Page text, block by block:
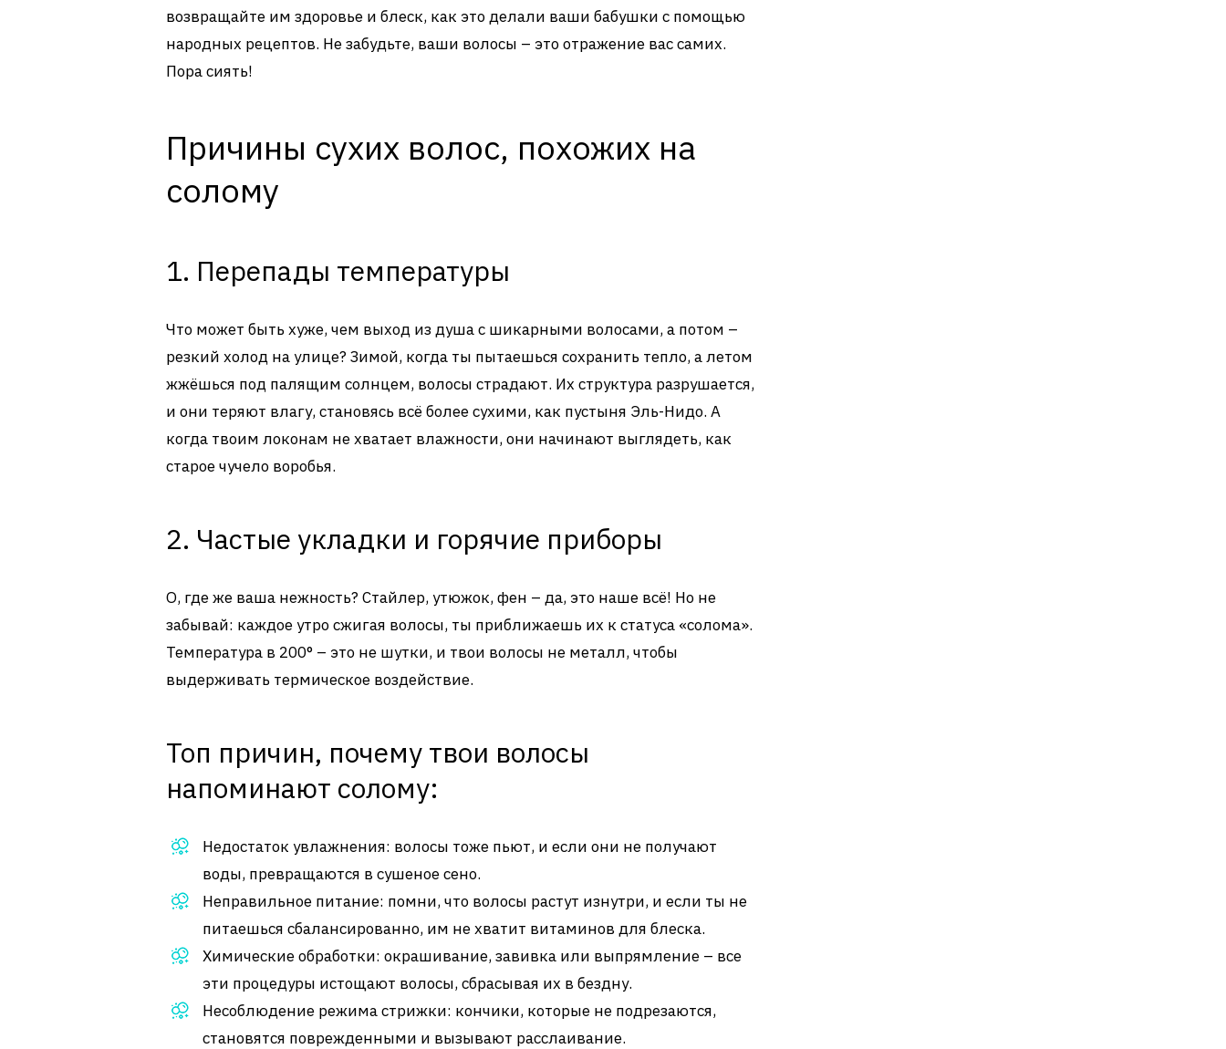
возвращайте им здоровье и блеск, как это делали ваши бабушки с помощью
народных рецептов. Не забудьте, ваши волосы – это отражение вас самих.
Пора сиять!
Причины сухих волос, похожих на
солому
1. Перепады температуры
Что может быть хуже, чем выход из душа с шикарными волосами, а потом –
резкий холод на улице? Зимой, когда ты пытаешься сохранить тепло, а летом
жжёшься под палящим солнцем, волосы страдают. Их структура разрушается,
и они теряют влагу, становясь всё более сухими, как пустыня Эль-Нидо. А
когда твоим локонам не хватает влажности, они начинают выглядеть, как
старое чучело воробья.
2. Частые укладки и горячие приборы
О, где же ваша нежность? Стайлер, утюжок, фен – да, это наше всё! Но не
забывай: каждое утро сжигая волосы, ты приближаешь их к статуса «солома».
Температура в 200° – это не шутки, и твои волосы не металл, чтобы
выдерживать термическое воздействие.
Топ причин, почему твои волосы
напоминают солому:
Недостаток увлажнения: волосы тоже пьют, и если они не получают
воды, превращаются в сушеное сено.
Неправильное питание: помни, что волосы растут изнутри, и если ты не
питаешься сбалансированно, им не хватит витаминов для блеска.
Химические обработки: окрашивание, завивка или выпрямление – все
эти процедуры истощают волосы, сбрасывая их в бездну.
Несоблюдение режима стрижки: кончики, которые не подрезаются,
становятся поврежденными и вызывают расслаивание.